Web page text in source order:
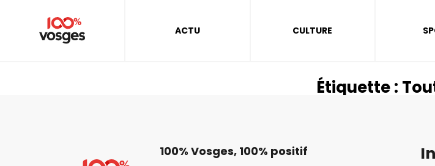
ACTU CULTURE
Étiquette :
100% Vosges, 100% positif